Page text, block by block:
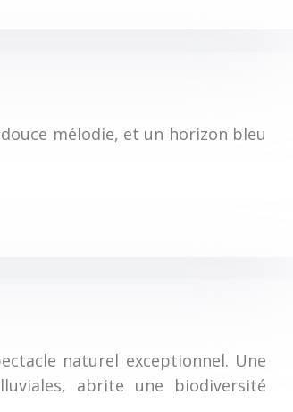
mélodie, et un horizon bleu
naturel exceptionnel. Une
abrite une biodiversité